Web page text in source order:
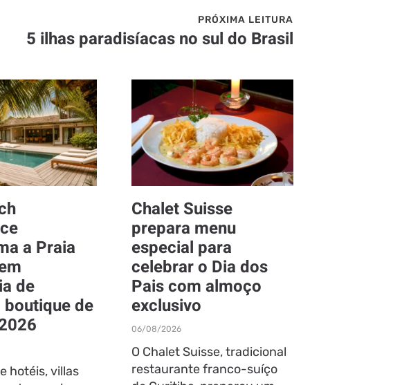
PRÓXIMA LEITURA
5 ilhas paradisíacas no sul do Brasil
a Praia
de
de
hotéis, villas
Chalet Suisse
prepara menu
especial para
celebrar o Dia dos
Pais com almoço
exclusivo
06/08/2026
O Chalet Suisse, tradicional
restaurante franco-suíço